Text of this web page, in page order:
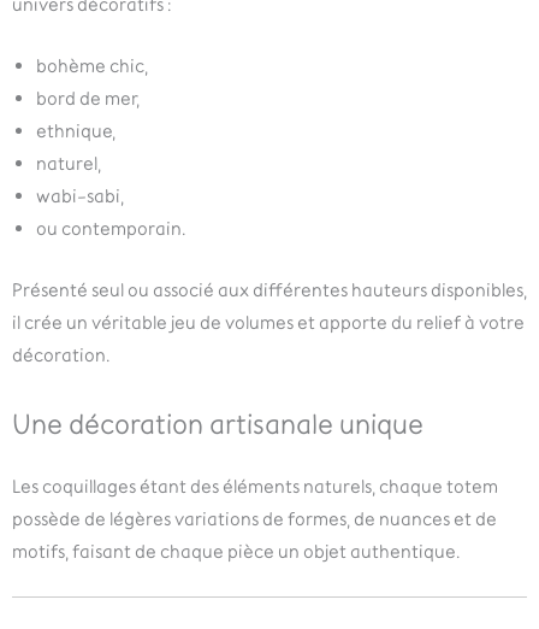
bohème chic,
bord de mer,
ethnique,
naturel,
wabi-sabi,
ou contemporain.
Présenté seul ou associé aux différentes hauteurs disponibles,
il crée un véritable jeu de volumes et apporte du relief à votre
décoration.
Une décoration artisanale unique
Les coquillages étant des éléments naturels, chaque totem
possède de légères variations de formes, de nuances et de
motifs, faisant de chaque pièce un objet authentique.